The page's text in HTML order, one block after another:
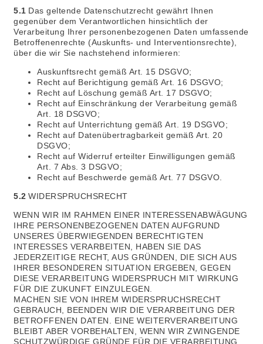
5.1 Das geltende Datenschutzrecht gewährt Ihnen
gegenüber dem Verantwortlichen hinsichtlich der
Verarbeitung Ihrer personenbezogenen Daten umfassende
Betroffenenrechte (Auskunfts- und Interventionsrechte),
über die wir Sie nachstehend informieren:
Auskunftsrecht gemäß Art. 15 DSGVO;
Recht auf Berichtigung gemäß Art. 16 DSGVO;
Recht auf Löschung gemäß Art. 17 DSGVO;
Recht auf Einschränkung der Verarbeitung gemäß
Art. 18 DSGVO;
Recht auf Unterrichtung gemäß Art. 19 DSGVO;
Recht auf Datenübertragbarkeit gemäß Art. 20
DSGVO;
Recht auf Widerruf erteilter Einwilligungen gemäß
Art. 7 Abs. 3 DSGVO;
Recht auf Beschwerde gemäß Art. 77 DSGVO.
5.2 WIDERSPRUCHSRECHT
WENN WIR IM RAHMEN EINER INTERESSENABWÄGUNG
IHRE PERSONENBEZOGENEN DATEN AUFGRUND
UNSERES ÜBERWIEGENDEN BERECHTIGTEN
INTERESSES VERARBEITEN, HABEN SIE DAS
JEDERZEITIGE RECHT, AUS GRÜNDEN, DIE SICH AUS
IHRER BESONDEREN SITUATION ERGEBEN, GEGEN
DIESE VERARBEITUNG WIDERSPRUCH MIT WIRKUNG
FÜR DIE ZUKUNFT EINZULEGEN.
MACHEN SIE VON IHREM WIDERSPRUCHSRECHT
GEBRAUCH, BEENDEN WIR DIE VERARBEITUNG DER
BETROFFENEN DATEN. EINE WEITERVERARBEITUNG
BLEIBT ABER VORBEHALTEN, WENN WIR ZWINGENDE
SCHUTZWÜRDIGE GRÜNDE FÜR DIE VERARBEITUNG